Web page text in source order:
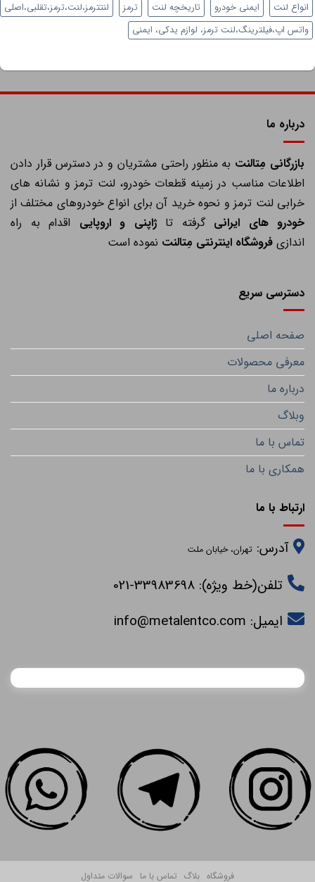
لنت ایمنی خودرو تاریخچه لنت ترمز
لنتترمز،لنت،ترمز،تقلبی،اصلی
اپ،فیلترینگ،لنت ترمز، لوازم یدکی، ایمنی
درباره ما
بازرگانی مِتالنتبه منظور راحتی مشتریان و در دسترس قرار دادن
اطلاعات مناسب در زمینه قطعات خودرو، لنت ترمز و نشانه های
خرابی لنت ترمز و نحوه خرید آن برای انواع خودروهای مختلف از
خودرو های ایرانیگرفته تاژاپنی و اروپاییاقدام به راه
اندازیفروشگاه اینترنتی مِتالنتنموده است
دسترسی سریع
صفحه اصلی
معرفی محصولات
درباره ما
وبلاگ
تماس با ما
همکاری با ما
ارتباط با ما
آدرس: تهران، خیابان ملت
تلفن(خط ویژه): 33983698-021
ایمیل:info@metalentco.com
فروشگاه بلاگ تماس با ما سوالات متداول